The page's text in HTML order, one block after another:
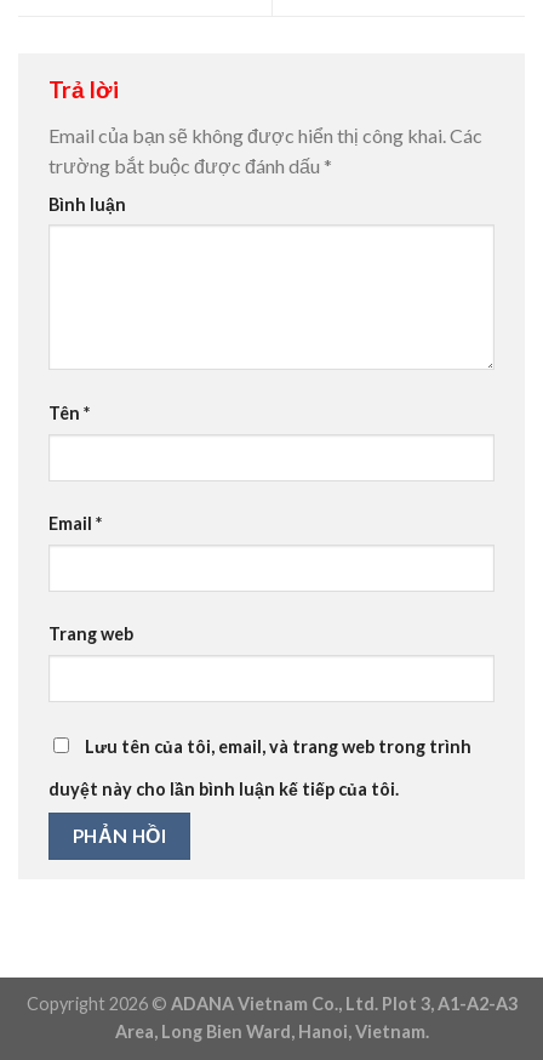
Trả lời
Email của bạn sẽ không được hiển thị công khai. Các
trường bắt buộc được đánh dấu *
Bình luận
Tên *
Email *
Trang web
Lưu tên của tôi, email, và trang web trong trình
duyệt này cho lần bình luận kế tiếp của tôi.
Copyright 2026 © ADANA Vietnam Co., Ltd. Plot 3, A1-A2-A3
Area, Long Bien Ward, Hanoi, Vietnam.